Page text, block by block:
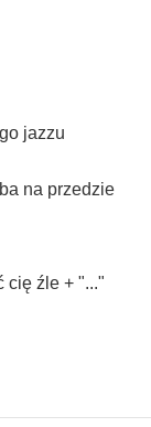
jazzu
na przedzie
cię źle + "..."